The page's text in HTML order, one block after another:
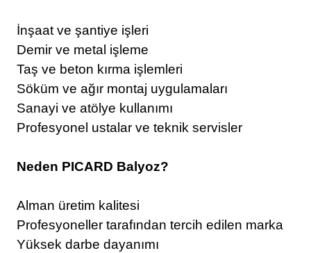
İnşaat ve şantiye işleri
Demir ve metal işleme
Taş ve beton kırma işlemleri
Söküm ve ağır montaj uygulamaları
Sanayi ve atölye kullanımı
Profesyonel ustalar ve teknik servisler
Neden PICARD Balyoz?
Alman üretim kalitesi
Profesyoneller tarafından tercih edilen marka
Yüksek darbe dayanımı